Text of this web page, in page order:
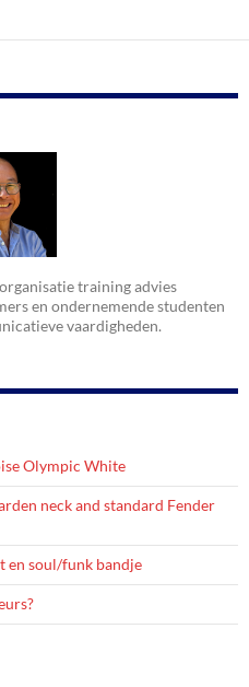
training advies
en ondernemende studenten
vaardigheden.
Olympic White
neck and standard Fender
en soul/funk bandje